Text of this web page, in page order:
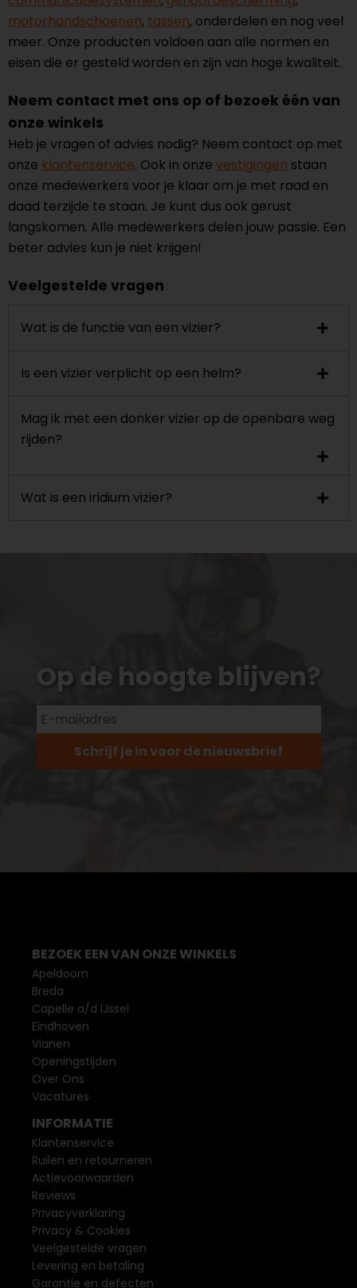
motorhandschoenen, tassen, onderdelen en nog veel
meer. Onze producten voldoen aan alle normen en
eisen die er gesteld worden en zijn van hoge kwaliteit.
Neem contact met ons op of bezoek één van
onze winkels
Heb je vragen of advies nodig? Neem contact op met
onze klantenservice. Ook in onze vestigingen staan
onze medewerkers voor je klaar om je met raad en
daad terzijde te staan. Je kunt dus ook gerust
langskomen. Alle medewerkers delen jouw passie. Een
beter advies kun je niet krijgen!
Veelgestelde vragen
Wat is de functie van een vizier?
Is een vizier verplicht op een helm?
Mag ik met een donker vizier op de openbare weg
rijden?
Wat is een iridium vizier?
Op de hoogte blijven?
Schrijf je in voor de nieuwsbrief
BEZOEK EEN VAN ONZE WINKELS
Apeldoorn
Breda
Capelle a/d IJssel
Eindhoven
Vianen
Openingstijden
Over Ons
Vacatures
INFORMATIE
Klantenservice
Ruilen en retourneren
Actievoorwaarden
Reviews
Privacyverklaring
Privacy & Cookies
Veelgestelde vragen
Levering en betaling
Garantie en defecten